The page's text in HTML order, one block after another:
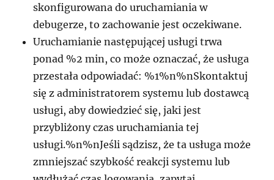
skonfigurowana do uruchamiania w
debugerze, to zachowanie jest oczekiwane.
Uruchamianie następującej usługi trwa
ponad %2 min, co może oznaczać, że usługa
przestała odpowiadać: %1%n%nSkontaktuj
się z administratorem systemu lub dostawcą
usługi, aby dowiedzieć się, jaki jest
przybliżony czas uruchamiania tej
usługi.%n%nJeśli sądzisz, że ta usługa może
zmniejszać szybkość reakcji systemu lub